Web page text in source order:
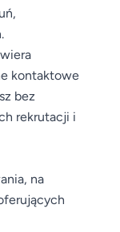
kontaktowe
bez
rekrutacji i
na